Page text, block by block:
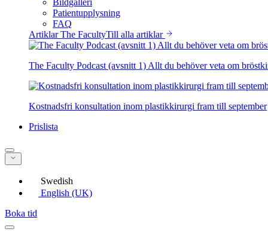
Bildgalleri
Patientupplysning
FAQ
Artiklar The FacultyTill alla artiklar
The Faculty Podcast (avsnitt 1) Allt du behöver veta om
Kostnadsfri konsultation inom plastikkirurgi fram till september
Prislista
Swedish
English (UK)
Boka tid